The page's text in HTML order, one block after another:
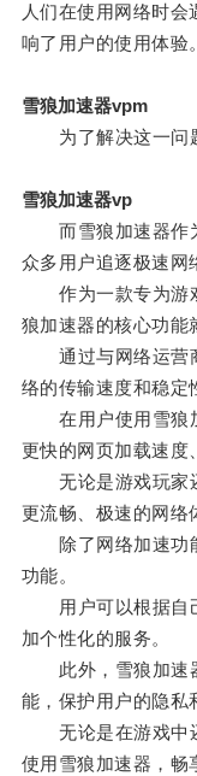
人们在使用网络时
响了用户的使用体验。
雪狼加速器vpm
为了解决这一问题
雪狼加速器vp
而雪狼加速器作为
众多用户追逐极速网
作为一款专为游戏
狼加速器的核心功能
通过与网络运营商
络的传输速度和稳定
在用户使用雪狼加
更快的网页加载速度
无论是游戏玩家还
更流畅、极速的网络
除了网络加速功能
功能。
用户可以根据自己
加个性化的服务。
此外，雪狼加速器
能，保护用户的隐私
无论是在游戏中还
使用雪狼加速器，畅